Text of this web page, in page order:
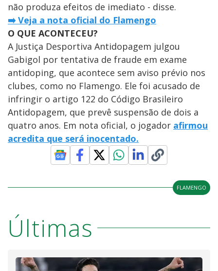
não produza efeitos de imediato - disse.
➡️ Veja a nota oficial do Flamengo
O QUE ACONTECEU?
A Justiça Desportiva Antidopagem julgou
Gabigol por tentativa de fraude em exame
antidoping, que acontece sem aviso prévio nos
clubes, como no Flamengo. Ele foi acusado de
infringir o artigo 122 do Código Brasileiro
Antidopagem, que prevê suspensão de dois a
quatro anos. Em nota oficial, o jogador afirmou
acredita que será inocentado.
FLAMENGO
Últimas